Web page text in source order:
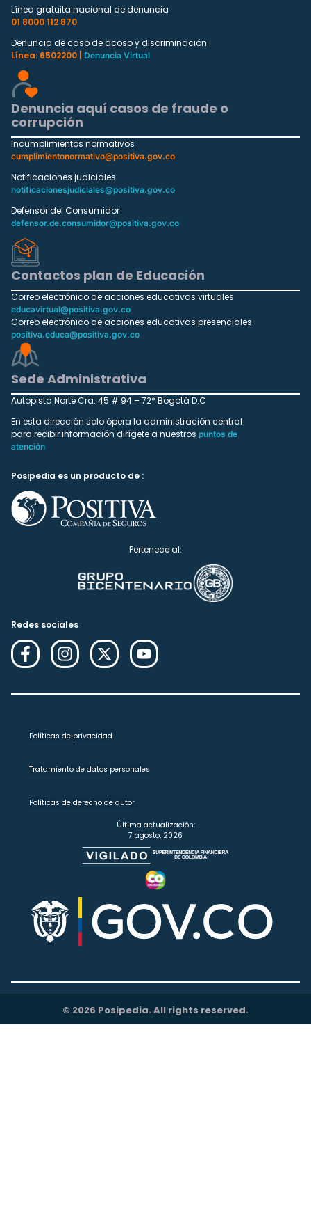
Línea gratuita nacional de denuncia
01 8000 112 870
Denuncia de caso de acoso y discriminación
Línea: 6502200 |
Denuncia Virtual
Denuncia aquí casos de fraude o
corrupción
Incumplimientos normativos
cumplimientonormativo@positiva.gov.co
Notificaciones judiciales
notificacionesjudiciales@positiva.gov.co
Defensor del Consumidor
defensor.de.consumidor@positiva.gov.co
Contactos plan de Educación
Correo electrónico de acciones educativas virtuales
educavirtual@positiva.gov.co
Correo electrónico de acciones educativas presenciales
positiva.educa@positiva.gov.co
Sede Administrativa
Autopista Norte Cra. 45 # 94 – 72* Bogotá D.C
En esta dirección solo ópera la administración central
para recibir información dirígete a nuestros puntos de
atención
Posipedia es un producto de :
Pertenece al:
Redes sociales
Políticas de privacidad
Tratamiento de datos personales
Políticas de derecho de autor
Última actualización:
7 agosto, 2026
© 2026 Posipedia. All rights reserved.